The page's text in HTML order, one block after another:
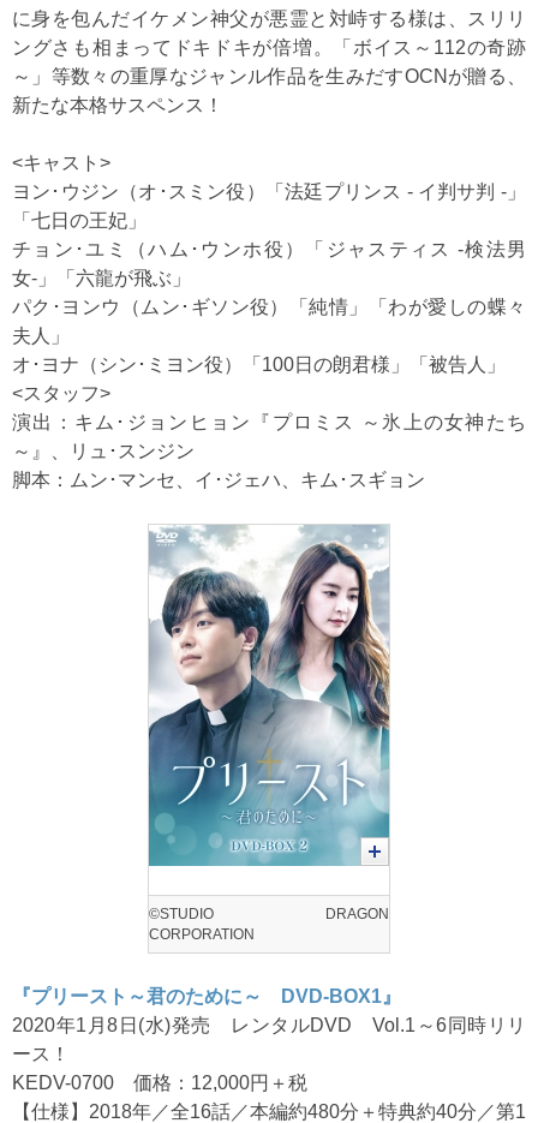
に身を包んだイケメン神父が悪霊と対峙する様は、スリリ
ングさも相まってドキドキが倍増。「ボイス～112の奇跡
～」等数々の重厚なジャンル作品を生みだすOCNが贈る、
新たな本格サスペンス！
<キャスト>
ヨン･ウジン（オ･スミン役）「法廷プリンス - イ判サ判 -」
「七日の王妃」
チョン･ユミ（ハム･ウンホ役）「ジャスティス -検法男
女-」「六龍が飛ぶ」
パク･ヨンウ（ムン･ギソン役）「純情」「わが愛しの蝶々
夫人」
オ･ヨナ（シン･ミヨン役）「100日の朗君様」「被告人」
<スタッフ>
演出：キム･ジョンヒョン『プロミス ～氷上の女神たち
～』、リュ･スンジン
脚本：ムン･マンセ、イ･ジェハ、キム･スギョン
©STUDIO DRAGON
CORPORATION
『プリースト～君のために～ DVD-BOX1』
2020年1月8日(水)発売 レンタルDVD Vol.1～6同時リリ
ース！
KEDV-0700 価格：12,000円＋税
【仕様】2018年／全16話／本編約480分＋特典約40分／第1